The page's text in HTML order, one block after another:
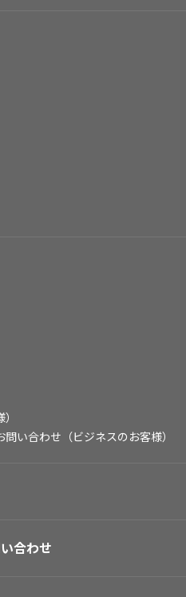
い合わせ（ビジネスのお客様）
合わせ